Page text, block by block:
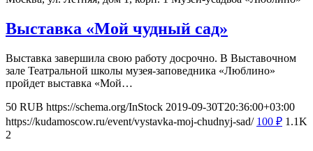
Выставка «Мой чудный сад»
Выставка завершила свою работу досрочно. В Выставочном
зале Театральной школы музея-заповедника «Люблино»
пройдет выставка «Мой…
50 RUB https://schema.org/InStock 2019-09-30T20:36:00+03:00
https://kudamoscow.ru/event/vystavka-moj-chudnyj-sad/ 100 ₽ 1.1K
2